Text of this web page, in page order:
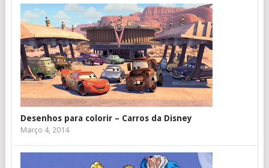
Desenhos para colorir – Carros da Disney
Março 4, 2014